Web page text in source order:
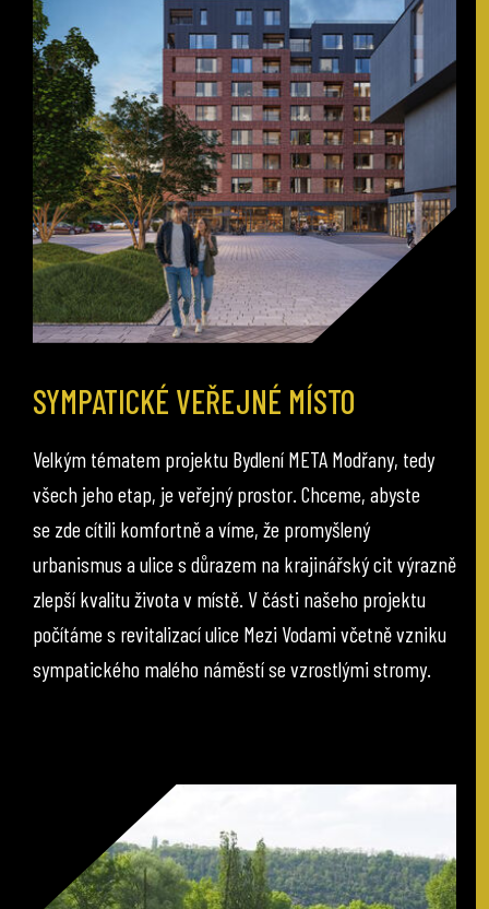
SYMPATICKÉ VEŘEJNÉ MÍSTO
Velkým tématem projektu Bydlení META Modřany, tedy
všech jeho etap, je veřejný prostor. Chceme, abyste
se zde cítili komfortně a víme, že promyšlený
urbanismus a ulice s důrazem na krajinářský cit výrazně
zlepší kvalitu života v místě. V části našeho projektu
počítáme s revitalizací ulice Mezi Vodami včetně vzniku
sympatického malého náměstí se vzrostlými stromy.